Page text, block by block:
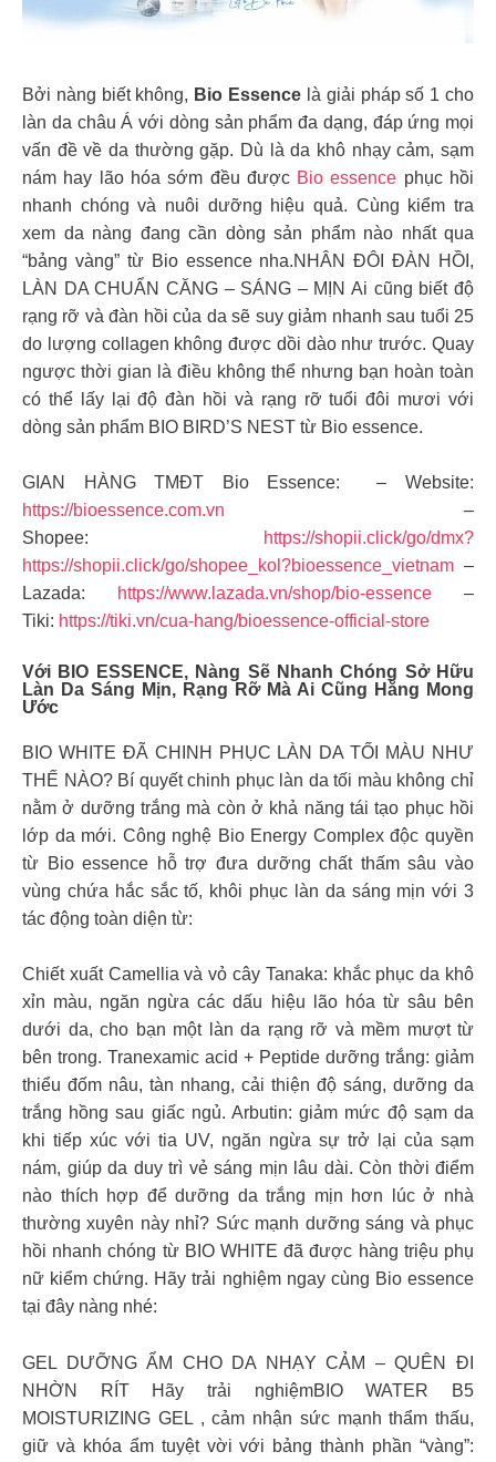
Bởi nàng biết không, Bio Essence là giải pháp số 1 cho
làn da châu Á với dòng sản phẩm đa dạng, đáp ứng mọi
vấn đề về da thường gặp. Dù là da khô nhạy cảm, sạm
nám hay lão hóa sớm đều được Bio essence phục hồi
nhanh chóng và nuôi dưỡng hiệu quả. Cùng kiểm tra
xem da nàng đang cần dòng sản phẩm nào nhất qua
“bảng vàng” từ Bio essence nha.NHÂN ĐÔI ĐÀN HỒI,
LÀN DA CHUẨN CĂNG – SÁNG – MỊN Ai cũng biết độ
rạng rỡ và đàn hồi của da sẽ suy giảm nhanh sau tuổi 25
do lượng collagen không được dồi dào như trước. Quay
ngược thời gian là điều không thể nhưng bạn hoàn toàn
có thể lấy lại độ đàn hồi và rạng rỡ tuổi đôi mươi với
dòng sản phẩm BIO BIRD’S NEST từ Bio essence.
GIAN HÀNG TMĐT Bio Essence: – Website:
https://bioessence.com.vn –
Shopee:
https://shopii.click/go/dmx?
https://shopii.click/go/shopee_kol?bioessence_vietnam –
Lazada:
https://www.lazada.vn/shop/bio-essence –
Tiki: https://tiki.vn/cua-hang/bioessence-official-store
Với BIO ESSENCE, Nàng Sẽ Nhanh Chóng Sở Hữu
Làn Da Sáng Mịn, Rạng Rỡ Mà Ai Cũng Hằng Mong
Ước
BIO WHITE ĐÃ CHINH PHỤC LÀN DA TỐI MÀU NHƯ
THẾ NÀO? Bí quyết chinh phục làn da tối màu không chỉ
nằm ở dưỡng trắng mà còn ở khả năng tái tạo phục hồi
lớp da mới. Công nghệ Bio Energy Complex độc quyền
từ Bio essence hỗ trợ đưa dưỡng chất thấm sâu vào
vùng chứa hắc sắc tố, khôi phục làn da sáng mịn với 3
tác động toàn diện từ:
Chiết xuất Camellia và vỏ cây Tanaka: khắc phục da khô
xỉn màu, ngăn ngừa các dấu hiệu lão hóa từ sâu bên
dưới da, cho bạn một làn da rạng rỡ và mềm mượt từ
bên trong. Tranexamic acid + Peptide dưỡng trắng: giảm
thiểu đốm nâu, tàn nhang, cải thiện độ sáng, dưỡng da
trắng hồng sau giấc ngủ. Arbutin: giảm mức độ sạm da
khi tiếp xúc với tia UV, ngăn ngừa sự trở lại của sạm
nám, giúp da duy trì vẻ sáng mịn lâu dài. Còn thời điểm
nào thích hợp để dưỡng da trắng mịn hơn lúc ở nhà
thường xuyên này nhỉ? Sức mạnh dưỡng sáng và phục
hồi nhanh chóng từ BIO WHITE đã được hàng triệu phụ
nữ kiểm chứng. Hãy trải nghiệm ngay cùng Bio essence
tại đây nàng nhé:
GEL DƯỠNG ẨM CHO DA NHẠY CẢM – QUÊN ĐI
NHỜN RÍT Hãy trải nghiệmBIO WATER B5
MOISTURIZING GEL , cảm nhận sức mạnh thẩm thấu,
giữ và khóa ẩm tuyệt vời với bảng thành phần “vàng”: